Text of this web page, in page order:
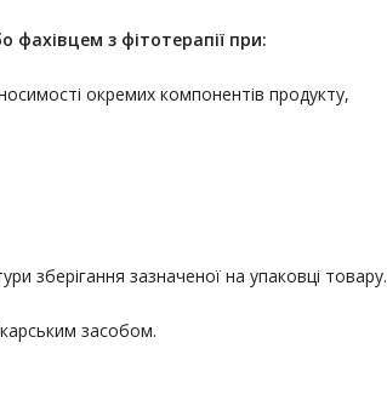
фахівцем з фітотерапії при:
окремих компонентів продукту,
зберігання зазначеної на упаковці товару.
засобом.